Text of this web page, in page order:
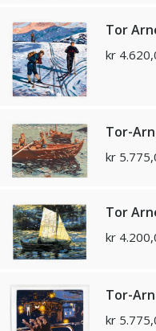
Tor
kr
Tor-
kr
Tor
kr
Tor-
kr